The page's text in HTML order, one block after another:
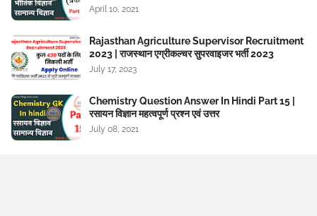
April 10, 2021
Rajasthan Agriculture Supervisor Recruitment
2023 | राजस्थान एग्रीकल्चर सुपरवाइजर भर्ती 2023
July 17, 2023
Chemistry Question Answer In Hindi Part 15 |
रसायन विज्ञान महत्वपूर्ण प्रश्न एवं उत्तर
July 08, 2021